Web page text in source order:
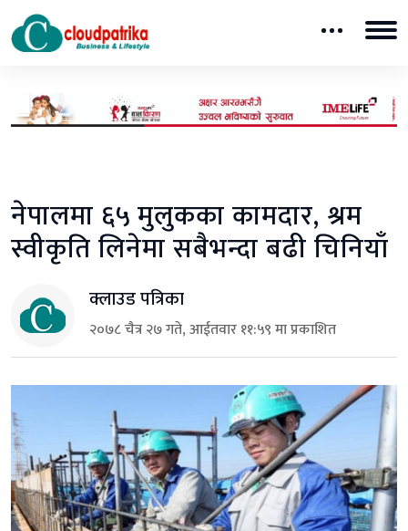
नेपालमा ६५ मुलुकका कामदार, श्रम
स्वीकृति लिनेमा सबैभन्दा बढी चिनियाँ
क्लाउड पत्रिका
२०७८ चैत्र २७ गते, आईतवार ११:५९ मा प्रकाशित